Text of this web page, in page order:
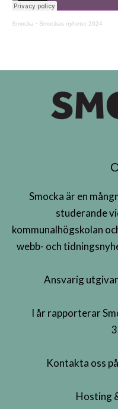
Smocka · Smockas nyheter 2024
Smocka är en
studerande
kommunalhögskolan
webb- och
Ansvarig
I år rapporterar
Kontakta oss
Hosting